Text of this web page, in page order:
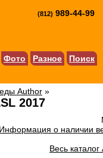
(812) 989-44-99
Фото Разное
Поиск
Author »
2017
Информация о наличии
Весь